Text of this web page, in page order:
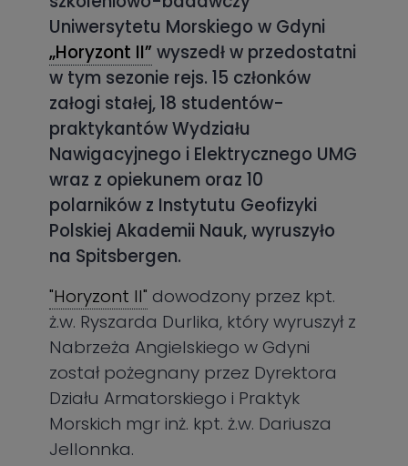
Uniwersytetu Morskiego w Gdyni
„Horyzont II”wyszedł w przedostatni
w tym sezonie rejs. 15 członków
załogi stałej, 18 studentów-
praktykantów Wydziału
Nawigacyjnego i Elektrycznego UMG
wraz z opiekunem oraz 10
polarników z Instytutu Geofizyki
Polskiej Akademii Nauk, wyruszyło
na Spitsbergen.
"Horyzont II" dowodzony przez kpt.
ż.w. Ryszarda Durlika, który wyruszył z
Nabrzeża Angielskiego w Gdyni
został pożegnany przez Dyrektora
Działu Armatorskiego i Praktyk
Morskich mgr inż. kpt. ż.w. Dariusza
Jellonnka.